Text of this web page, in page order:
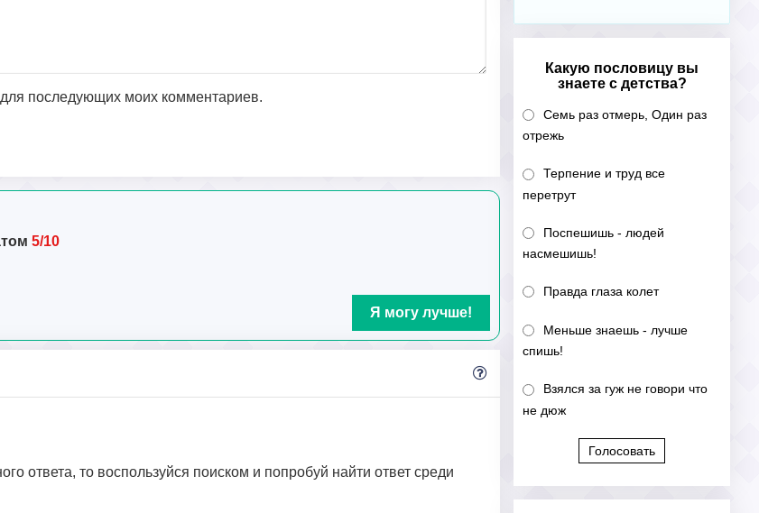
Какую пословицу вы
знаете с детства?
Семь раз отмерь, Один раз
отрежь
Терпение и труд все
перетрут
Поспешишь - людей
насмешишь!
Правда глаза колет
Меньше знаешь - лучше
спишь!
Взялся за гуж не говори что
не дюж
Голосовать
последующих моих комментариев.
5/10
Я могу лучше!
ответа, то воспользуйся поиском и попробуй найти ответ среди